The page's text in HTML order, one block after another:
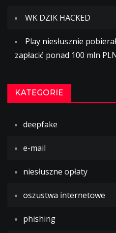
WK DZIK HACKED
Play niesłusznie
zapłacić ponad 100 mln
KATEGORIE
deepfake
e-mail
niesłuszne opłaty
oszustwa internetowe
phishing